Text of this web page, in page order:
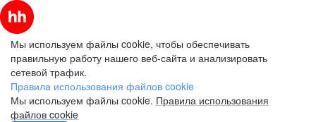
Мы используем файлы cookie, чтобы обеспечивать
правильную работу нашего веб-сайта и анализировать
сетевой трафик.
Правила использования файлов cookie
Мы используем файлы cookie. Правила использования
файлов cookie